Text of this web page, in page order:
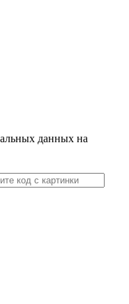
данных на